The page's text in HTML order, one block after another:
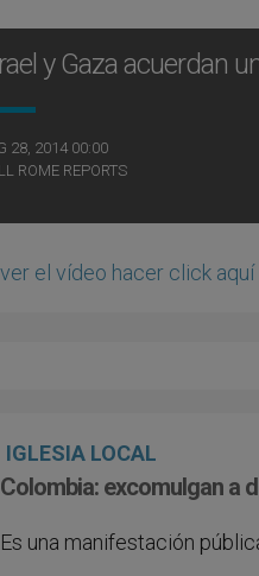
y Gaza acuerdan
28, 2014 00:00
ROME REPORTS
el vídeo hacer click aquí
IGLESIA LOCAL
Colombia: excomulgan a
Es una manifestación